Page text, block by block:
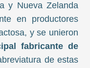
y Nueva Zelanda
en productores
y se unieron
fabricante de
de estas